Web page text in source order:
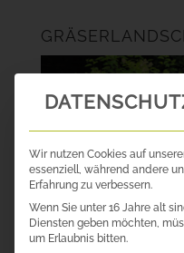
Wir nutzen Cookies auf
essenziell, während andere
Erfahrung zu verbessern.
Wenn Sie unter 16 Jahre alt
Diensten geben möchten,
um Erlaubnis bitten.